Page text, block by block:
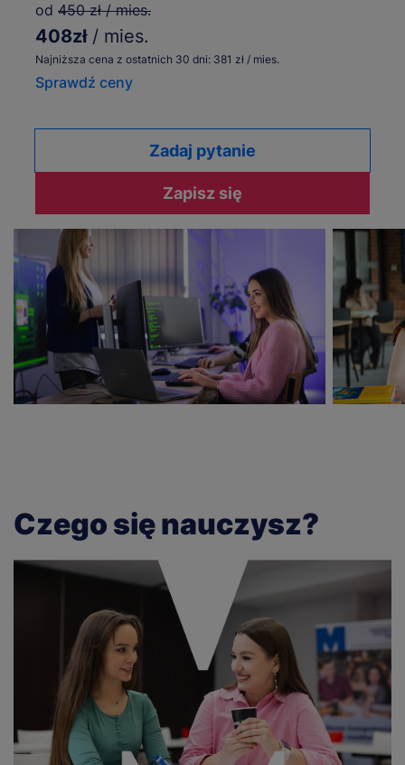
od 450 zł / mies.
408zł / mies.
Najniższa cena z ostatnich 30 dni: 381 zł / mies.
Sprawdź ceny
Zadaj pytanie
Zapisz się
Czego się nauczysz?